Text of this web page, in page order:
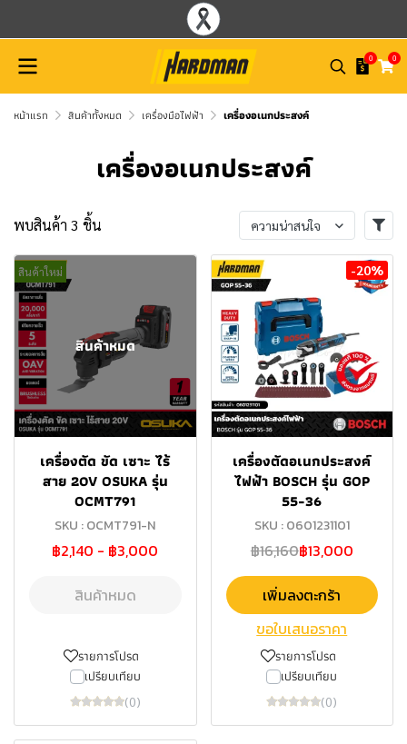
0 0
หน้าแรก สินค้าทั้งหมด เครื่องมือไฟฟ้า เครื่องอเนกประสงค์
เครื่องอเนกประสงค์
พบสินค้า 3 ชิ้น ความน่าสนใจ
สินค้าใหม่
สินค้าหมด
เครื่องตัด ขัด เซาะ ไร้
สาย 20V OSUKA รุ่น
OCMT791
SKU : OCMT791-N
฿2,140 - ฿3,000
สินค้าหมด
รายการโปรด
เปรียบเทียบ
(0)
-20%
เครื่องตัดอเนกประสงค์
ไฟฟ้า BOSCH รุ่น GOP
55-36
SKU : 0601231101
฿16,160฿13,000
เพิ่มลงตะกร้า
ขอใบเสนอราคา
รายการโปรด
เปรียบเทียบ
(0)